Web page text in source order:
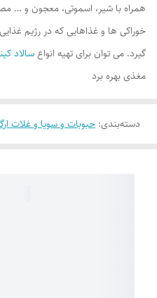
همراه با شیر، اسموتی، معجون و …
خوراکی ها و غذاهایی که در رژیم
گیرد. می توان برای تهیه انواعسالاد
مغذی بهره برد
دسته‌بندی: حبوبات و سویا و غلات